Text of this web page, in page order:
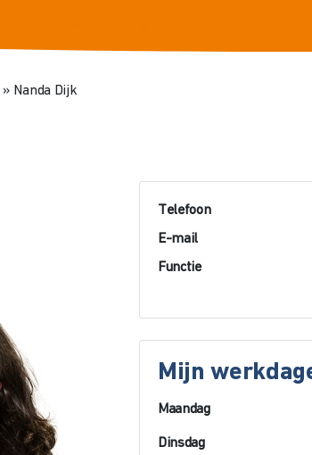
» Nanda Dijk
Telefoon
E-mail
Functie
Mijn
Maandag
Dinsdag